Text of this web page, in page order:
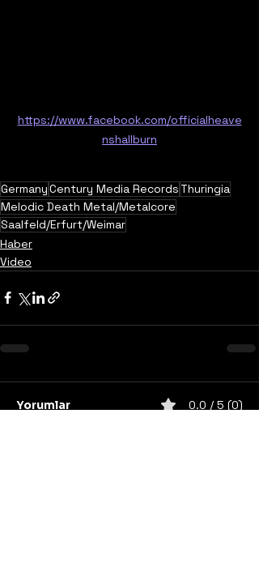
https://www.facebook.com/officialheave
nshallburn
GermanyCentury Media Records Thuringia
Melodic Death Metal/Metalcore
Saalfeld/Erfurt/Weimar
Haber
Video
Yorumlar 0.0 / 5 (0)